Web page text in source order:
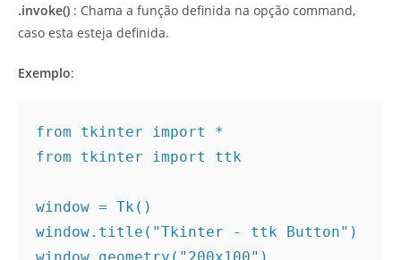
.invoke() : Chama a função definida na opção command,
caso esta esteja definida.
Exemplo:
from tkinter import *
from tkinter import ttk
window = Tk()
window.title("Tkinter - ttk Button")
window.geometry("200x100")